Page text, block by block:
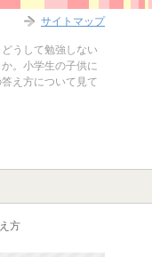
うして勉強しない
。小学生の子供に
え方について見て
方
サイトマップ